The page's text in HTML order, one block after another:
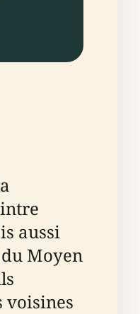
aussi
Moyen
voisines